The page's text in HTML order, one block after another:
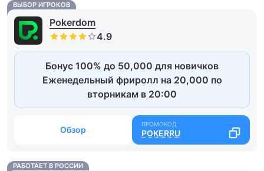
ВЫБОР ИГРОКОВ
Pokerdom
Бонус 100% до 50,000 для новичков
Еженедельный фриролл на 20,000 по
вторникам в 20:00
Обзор POKERRU
РАБОТАЕТ В РОССИИ